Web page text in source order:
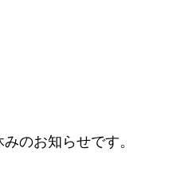
のお知らせです。